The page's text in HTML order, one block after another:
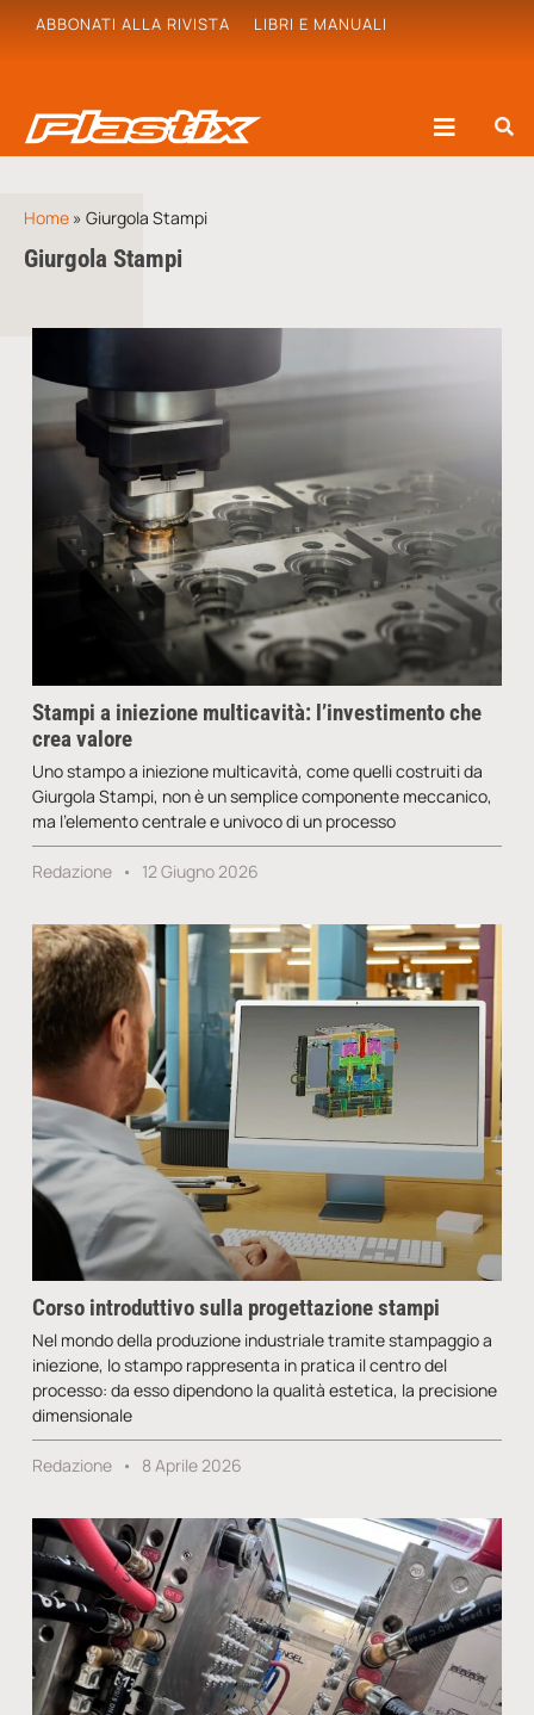
ABBONATI ALLA RIVISTA LIBRI E MANUALI
Home » Giurgola Stampi
Giurgola Stampi
Stampi a iniezione multicavità: l’investimento che
crea valore
Uno stampo a iniezione multicavità, come quelli costruiti da
Giurgola Stampi, non è un semplice componente meccanico,
ma l’elemento centrale e univoco di un processo
Redazione 12 Giugno 2026
Corso introduttivo sulla progettazione stampi
Nel mondo della produzione industriale tramite stampaggio a
iniezione, lo stampo rappresenta in pratica il centro del
processo: da esso dipendono la qualità estetica, la precisione
dimensionale
Redazione 8 Aprile 2026